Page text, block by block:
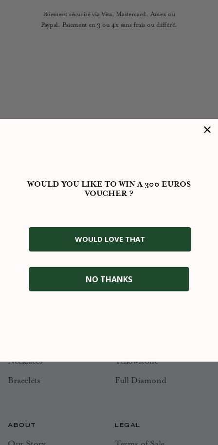
Paiement sécurisé via Visa, Mastercard, Amex ou
Paypal. Paiement en 3 ou 4x sans frais ou différé.
Necklaces
Bracelets
Yellowstone
Full Diamond
ABOUT LEGAL
WOULD YOU LIKE TO WIN A 300 EUROS
VOUCHER ?
WOULD LOVE THAT
NO THANKS